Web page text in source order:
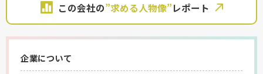
この会社の”求める人物像”レポート
企業について